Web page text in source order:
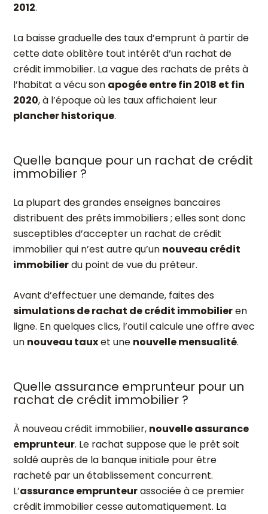
2012.
La baisse graduelle des taux d’emprunt à partir de
cette date oblitère tout intérêt d’un rachat de
crédit immobilier. La vague des rachats de prêts à
l’habitat a vécu son apogée entre fin 2018 et fin
2020, à l’époque où les taux affichaient leur
plancher historique.
Quelle banque pour un rachat de crédit
immobilier ?
La plupart des grandes enseignes bancaires
distribuent des prêts immobiliers ; elles sont donc
susceptibles d’accepter un rachat de crédit
immobilier qui n’est autre qu’un nouveau crédit
immobilierdu point de vue du prêteur.
Avant d’effectuer une demande, faites des
simulations de rachat de crédit immobilieren
ligne. En quelques clics, l’outil calcule une offre avec
un nouveau tauxet une nouvelle mensualité.
Quelle assurance emprunteur pour un
rachat de crédit immobilier ?
À nouveau crédit immobilier, nouvelle assurance
emprunteur. Le rachat suppose que le prêt soit
soldé auprès de la banque initiale pour être
racheté par un établissement concurrent.
L’assurance emprunteurassociée à ce premier
crédit immobilier cesse automatiquement. La